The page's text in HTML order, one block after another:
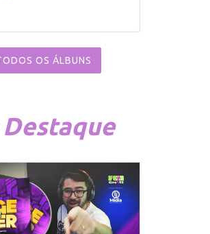
OS ÁLBUNS
Destaque